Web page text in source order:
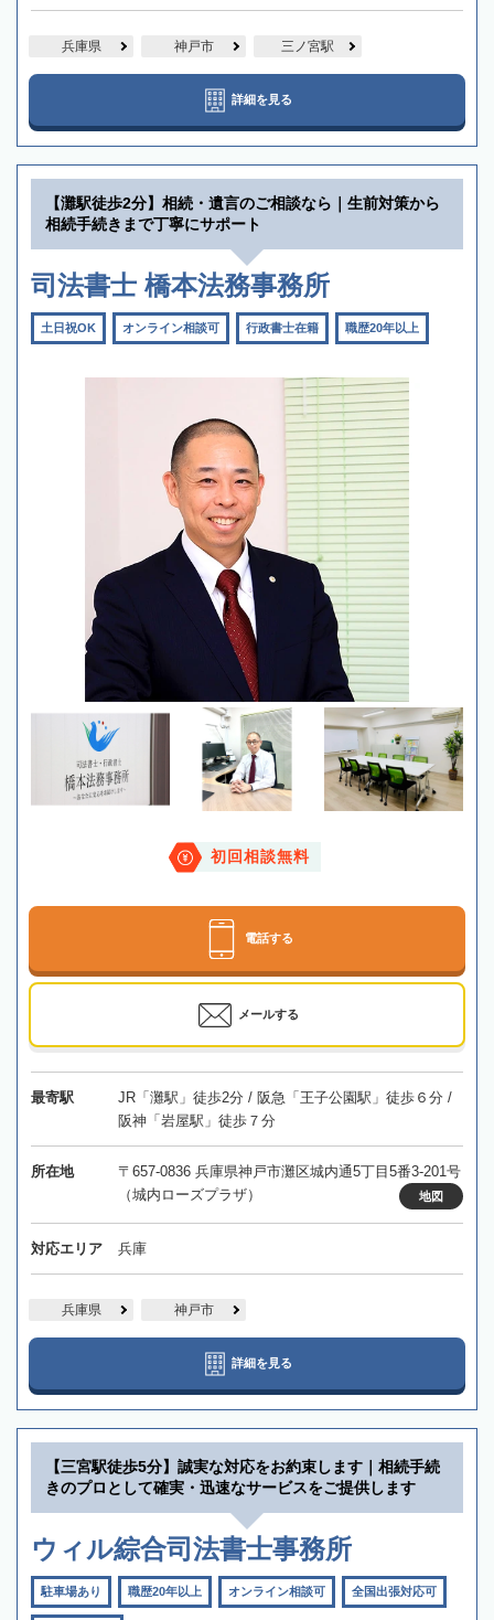
兵庫県 神戸市 三ノ宮駅
詳細を見る
【灘駅徒歩2分】相続・遺言のご相談なら｜生前対策から
相続手続きまで丁寧にサポート
司法書士 橋本法務事務所
土日祝OK オンライン相談可 行政書士在籍 職歴20年以上
初回相談無料
電話する
メールする
最寄駅
JR「灘駅」徒歩2分 / 阪急「王子公園駅」徒歩６分 /
阪神「岩屋駅」徒歩７分
所在地
〒657-0836 兵庫県神戸市灘区城内通5丁目5番3-201号
（城内ローズプラザ）
地図
対応エリア 兵庫
兵庫県 神戸市
詳細を見る
【三宮駅徒歩5分】誠実な対応をお約束します｜相続手続
きのプロとして確実・迅速なサービスをご提供します
ウィル綜合司法書士事務所
駐車場あり 職歴20年以上 オンライン相談可 全国出張対応可